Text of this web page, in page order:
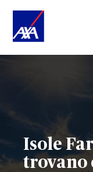
Isole
trovano